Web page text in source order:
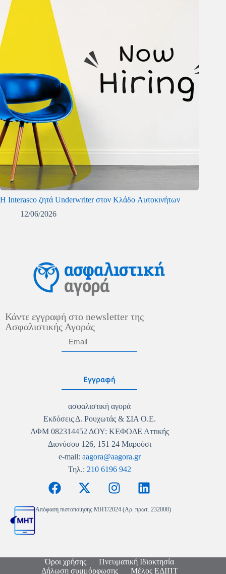
Η Interasco ζητά Underwriter στον Κλάδο Αυτοκινήτων
12/06/2026
Κάντε εγγραφή στο newsletter της
Ασφαλιστικής Αγοράς
Εγγραφή
ασφαλιστική αγορά
Εκδόσεις Δ. Ρουχωτάς & ΣΙΑ Ο.Ε.
ΑΦΜ 082314452 ΔΟΥ: ΚΕΦΟΔΕ Αττικής
Διονύσου 126, 151 24 Μαρούσι
e-mail: aagora@aagora.gr
Τηλ.: 210 6196 942
Απόφαση πιστοποίησης MHT/2024 (Αρ. πρωτ. 232008)
Όροι χρήσης
Πνευματική Ιδιοκτησία
Δήλωση συμμόρφωσης
Μέλος ΕΔΙΠΤ